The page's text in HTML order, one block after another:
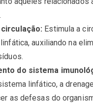
Estimula a
auxiliando na
do sistema
linfático, a
as defesas do